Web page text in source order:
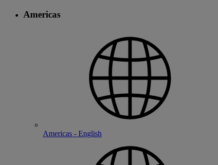
Americas
Americas - English